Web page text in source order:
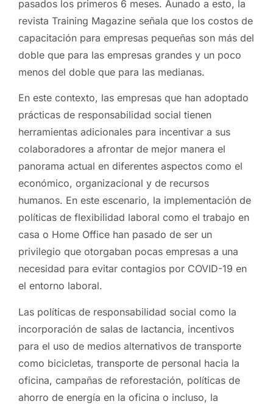
pasados los primeros 6 meses. Aunado a esto, la
revista Training Magazine señala que los costos de
capacitación para empresas pequeñas son más del
doble que para las empresas grandes y un poco
menos del doble que para las medianas.
En este contexto, las empresas que han adoptado
prácticas de responsabilidad social tienen
herramientas adicionales para incentivar a sus
colaboradores a afrontar de mejor manera el
panorama actual en diferentes aspectos como el
económico, organizacional y de recursos
humanos. En este escenario, la implementación de
políticas de flexibilidad laboral como el trabajo en
casa o Home Office han pasado de ser un
privilegio que otorgaban pocas empresas a una
necesidad para evitar contagios por COVID-19 en
el entorno laboral.
Las políticas de responsabilidad social como la
incorporación de salas de lactancia, incentivos
para el uso de medios alternativos de transporte
como bicicletas, transporte de personal hacia la
oficina, campañas de reforestación, políticas de
ahorro de energía en la oficina o incluso, la